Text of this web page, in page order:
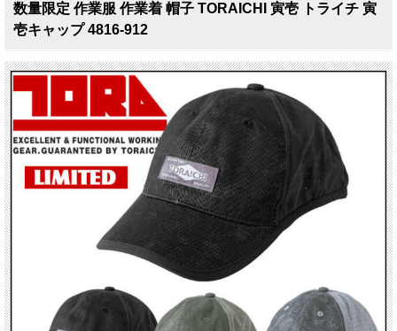
数量限定 作業服 作業着 帽子 TORAICHI 寅壱 トライチ 寅
壱キャップ 4816-912